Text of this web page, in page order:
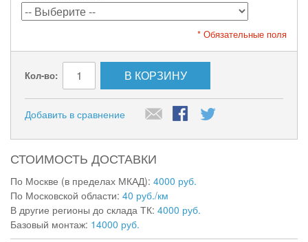
* Обязательные поля
Кол-во: В КОРЗИНУ
Добавить в сравнение
СТОИМОСТЬ ДОСТАВКИ
По Москве (в пределах МКАД): 4000 руб.
По Московской области: 40 руб./км
В другие регионы до склада ТК: 4000 руб.
Базовый монтаж: 14000 руб.